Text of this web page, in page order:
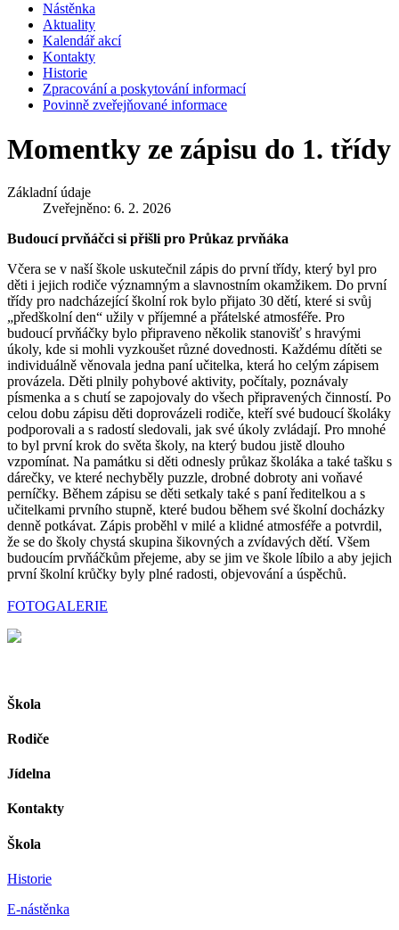
Nástěnka
Aktuality
Kalendář akcí
Kontakty
Historie
Zpracování a poskytování informací
Povinně zveřejňované informace
Momentky ze zápisu do 1. třídy
Základní údaje
Zveřejněno: 6. 2. 2026
Budoucí prvňáčci si přišli pro Průkaz prvňáka
Včera se v naší škole uskutečnil zápis do první třídy, který byl pro
děti i jejich rodiče významným a slavnostním okamžikem. Do první
třídy pro nadcházející školní rok bylo přijato 30 dětí, které si svůj
„předškolní den“ užily v příjemné a přátelské atmosféře. Pro
budoucí prvňáčky bylo připraveno několik stanovišť s hravými
úkoly, kde si mohli vyzkoušet různé dovednosti. Každému dítěti se
individuálně věnovala jedna paní učitelka, která ho celým zápisem
provázela. Děti plnily pohybové aktivity, počítaly, poznávaly
písmenka a s chutí se zapojovaly do všech připravených činností. Po
celou dobu zápisu děti doprovázeli rodiče, kteří své budoucí školáky
podporovali a s radostí sledovali, jak své úkoly zvládají. Pro mnohé
to byl první krok do světa školy, na který budou jistě dlouho
vzpomínat. Na památku si děti odnesly průkaz školáka a také tašku s
dárečky, ve které nechyběly puzzle, drobné dobroty ani voňavé
perníčky. Během zápisu se děti setkaly také s paní ředitelkou a s
učitelkami prvního stupně, které budou během své školní docházky
denně potkávat. Zápis proběhl v milé a klidné atmosféře a potvrdil,
že se do školy chystá skupina šikovných a zvídavých dětí. Všem
budoucím prvňáčkům přejeme, aby se jim ve škole líbilo a aby jejich
první školní krůčky byly plné radosti, objevování a úspěchů.
FOTOGALERIE
Škola
Rodiče
Jídelna
Kontakty
Škola
Historie
E-nástěnka